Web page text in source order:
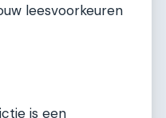
leesvoorkeuren
is een